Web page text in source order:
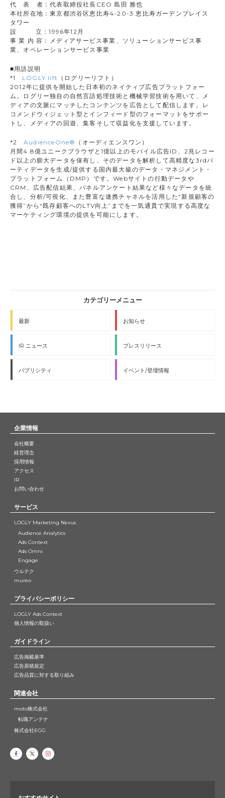
代 表 者：代表取締役社長CEO 島田 雅也
本社所在地：東京都渋谷区恵比寿4-20-3 恵比寿ガーデンプレイス
タワー
設 立：1996年12月
事 業 内 容：メディアサービス事業、ソリューションサービス事
業、オペレーションサービス事業
■用語説明
*1 LOGLY lift （ログリーリフト）
2012年に提供を開始した日本初のネイティブ広告プラットフォー
ム。ログリー独自の自然言語処理技術と機械学習技術を用いて、メ
ディアの文脈にマッチしたコンテンツを広告として配信します。レ
コメンドウィジェット型とインフィード型のフォーマットをサポー
トし、メディアの回遊、集客そして収益化を支援しています。
*2 AudienceOne® （オーディエンスワン）
月間4.8億ユニークブラウザと1億以上のモバイル広告ID、2兆レコー
ド以上の膨大データを保有し、そのデータを解析して高精度な3rdパ
ーティデータを生成/提供する国内最大級のデータ・マネジメント・
プラットフォーム（DMP）です。Webサイトの行動データや
CRM、広告配信結果、パネルアンケート結果など様々なデータを統
合し、分析/可視化、また豊富な連携チャネルを活用した“新規顧客の
獲得”から“既存顧客へのLTV向上”までを一気通貫で実現する高度な
マーケティング環境の提供を可能にします。
最新 お知らせ
IR ニュース プレスリリース
パブリシティ イベント/登壇情報
企業情報
会社概要
経営理念
採用情報
アクセス
IR
お問い合わせ
サービス
LOGLY Marketing Nexus
Audience Analytics
Ads Context
Ads Omni
Engage
ウルテク
mureo
プライバシーポリシー
LOGLY Ads Context
個人情報の取扱い
ガイドライン
広告掲載基準
広告原稿規定
広告品質に対する取り組み
関連会社
moto株式会社
転職アンテナ
株式会社EGG